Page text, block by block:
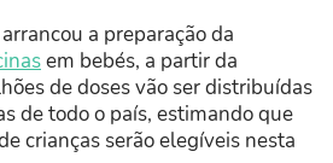
a preparação da
em bebés, a partir da
de doses vão ser distribuídas
de todo o país, estimando que
crianças serão elegíveis nesta